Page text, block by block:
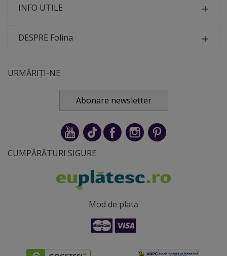
INFO UTILE
DESPRE Folina
URMĂRIȚI-NE
Abonare newsletter
CUMPĂRĂTURI SIGURE
Mod de plată